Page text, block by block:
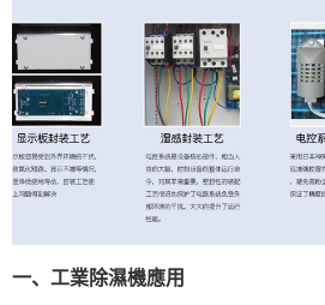
一、工業除濕機應用